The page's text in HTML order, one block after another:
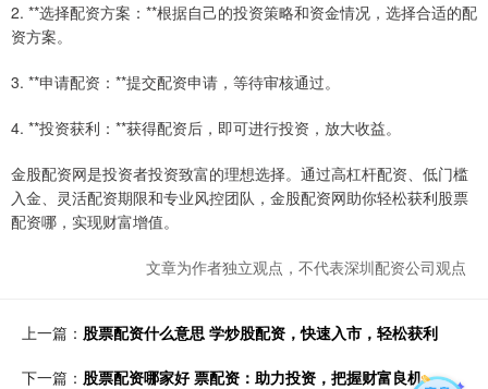
2. **选择配资方案：**根据自己的投资策略和资金情况，选择合适的配
资方案。
3. **申请配资：**提交配资申请，等待审核通过。
4. **投资获利：**获得配资后，即可进行投资，放大收益。
金股配资网是投资者投资致富的理想选择。通过高杠杆配资、低门槛
入金、灵活配资期限和专业风控团队，金股配资网助你轻松获利股票
配资哪，实现财富增值。
文章为作者独立观点，不代表深圳配资公司观点
上一篇： 股票配资什么意思 学炒股配资，快速入市，轻松获利
下一篇： 股票配资哪家好 票配资：助力投资，把握财富良机